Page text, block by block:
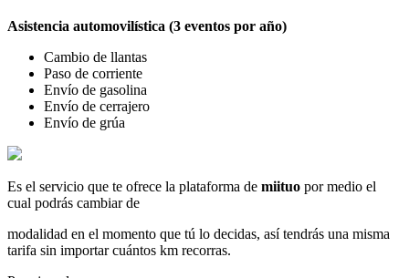
Asistencia automovilística (3 eventos por año)
Cambio de llantas
Paso de corriente
Envío de gasolina
Envío de cerrajero
Envío de grúa
Es el servicio que te ofrece la plataforma de miituo por medio el
cual podrás cambiar de
modalidad en el momento que tú lo decidas, así tendrás una misma
tarifa sin importar cuántos km recorras.